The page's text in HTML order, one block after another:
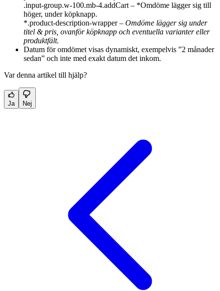
.input-group.w-100.mb-4.addCart – *Omdöme lägger sig till
höger, under köpknapp.
*.product-description-wrapper – Omdöme lägger sig under
titel & pris, ovanför köpknapp och eventuella varianter eller
produktfält.
Datum för omdömet visas dynamiskt, exempelvis ”2 månader
sedan” och inte med exakt datum det inkom.
Var denna artikel till hjälp?
Ja Nej